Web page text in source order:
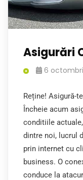
Asigurări
6
Reține! Asigură-
Încheie acum
conditiile
dintre noi, lucrul
prin internet cu
business. O
conduce la